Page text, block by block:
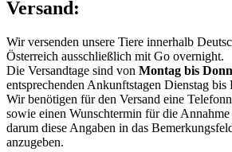
Versand:
Wir versenden unsere Tiere innerhalb
Österreich ausschließlich mit Go overnight.
Die Versandtage sind von Montag bis
entsprechenden Ankunftstagen Dienstag bis
Wir benötigen für den Versand eine
sowie einen Wunschtermin für die Annahme
darum diese Angaben in das
anzugeben.